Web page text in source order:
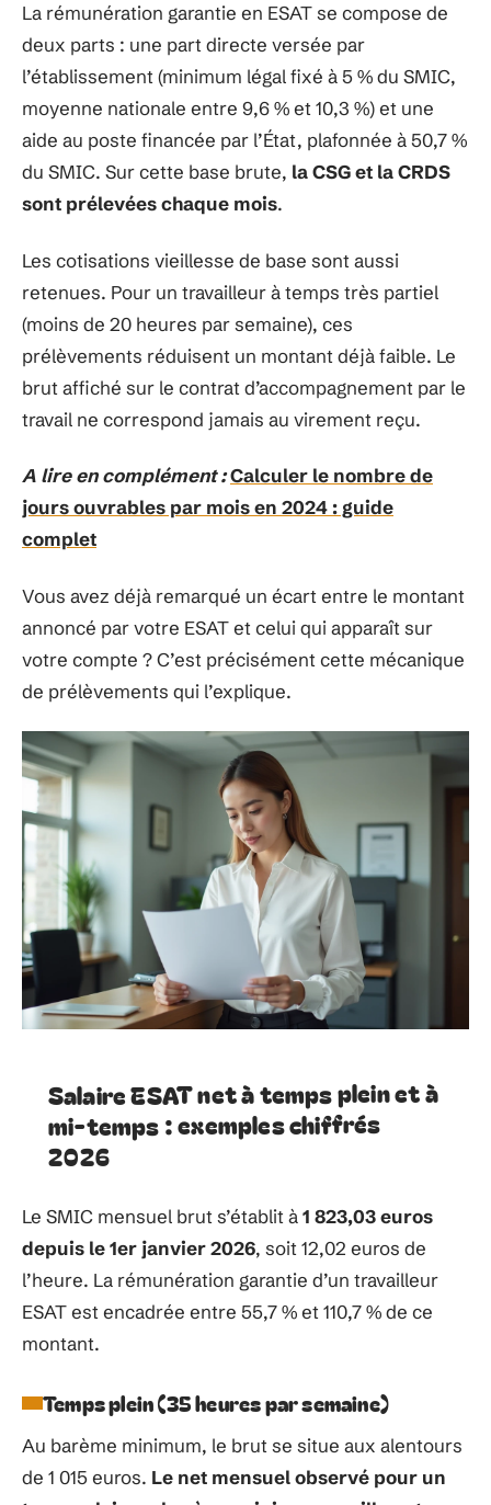
La rémunération garantie en ESAT se compose de
deux parts : une part directe versée par
l’établissement (minimum légal fixé à 5 % du SMIC,
moyenne nationale entre 9,6 % et 10,3 %) et une
aide au poste financée par l’État, plafonnée à 50,7 %
du SMIC. Sur cette base brute, la CSG et la CRDS
sont prélevées chaque mois.
Les cotisations vieillesse de base sont aussi
retenues. Pour un travailleur à temps très partiel
(moins de 20 heures par semaine), ces
prélèvements réduisent un montant déjà faible. Le
brut affiché sur le contrat d’accompagnement par le
travail ne correspond jamais au virement reçu.
A lire en complément :Calculer le nombre de
jours ouvrables par mois en 2024 : guide
complet
Vous avez déjà remarqué un écart entre le montant
annoncé par votre ESAT et celui qui apparaît sur
votre compte ? C’est précisément cette mécanique
de prélèvements qui l’explique.
Salaire ESAT net à temps plein et à
mi-temps : exemples chiffrés
2026
Le SMIC mensuel brut s’établit à1 823,03 euros
depuis le 1er janvier 2026, soit 12,02 euros de
l’heure. La rémunération garantie d’un travailleur
ESAT est encadrée entre 55,7 % et 110,7 % de ce
montant.
Temps plein (35 heures par semaine)
Au barème minimum, le brut se situe aux alentours
de 1 015 euros. Le net mensuel observé pour un